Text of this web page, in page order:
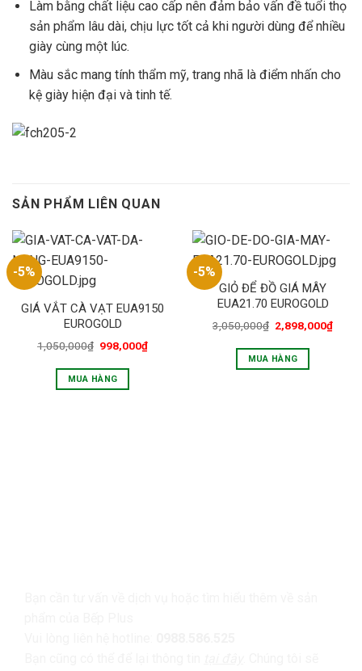
Làm bằng chất liệu cao cấp nên đảm bảo vấn đề tuổi thọ
sản phẩm lâu dài, chịu lực tốt cả khi người dùng để nhiều
giày cùng một lúc.
Màu sắc mang tính thẩm mỹ, trang nhã là điểm nhấn cho
kệ giày hiện đại và tinh tế.
SẢN PHẨM LIÊN QUAN
-5%
GIÁ VẮT CÀ VẠT EUA9150
EUROGOLD
1,050,000₫ 998,000₫
MUA HÀNG
-5%
GIỎ ĐỂ ĐỒ GIÁ MÂY
EUA21.70 EUROGOLD
3,050,000₫ 2,898,000₫
MUA HÀNG